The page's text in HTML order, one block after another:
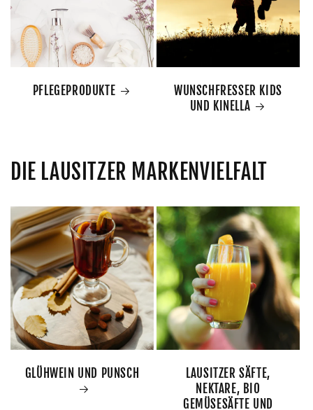
PFLEGEPRODUKTE
WUNSCHFRESSER KIDS
UND KINELLA
DIE LAUSITZER MARKENVIELFALT
GLÜHWEIN UND PUNSCH
LAUSITZER SÄFTE,
NEKTARE, BIO
GEMÜSESÄFTE UND